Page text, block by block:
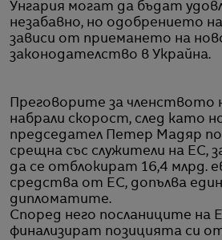
Унгария могат да бъдат
незабавно, но одобрението
зависи от приемането на
законодателство в Украйна.
Преговорите за членството
набрали скорост, след като
председател Петер Мадяр
срещна със служители на ЕС,
да се отблокират 16,4 млрд.
средства от ЕС, допълва
дипломатите.
Според него посланиците на
финализират позицията си